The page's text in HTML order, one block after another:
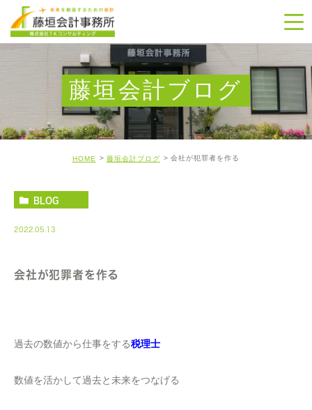
藤垣会計ブログ
HOME 藤垣会計ブログ 会社が犯罪者を作る
BLOG
2022.05.13
会社が犯罪者を作る
過去の数値から仕事をする税理士
数値を活かして過去と未来をつなげる